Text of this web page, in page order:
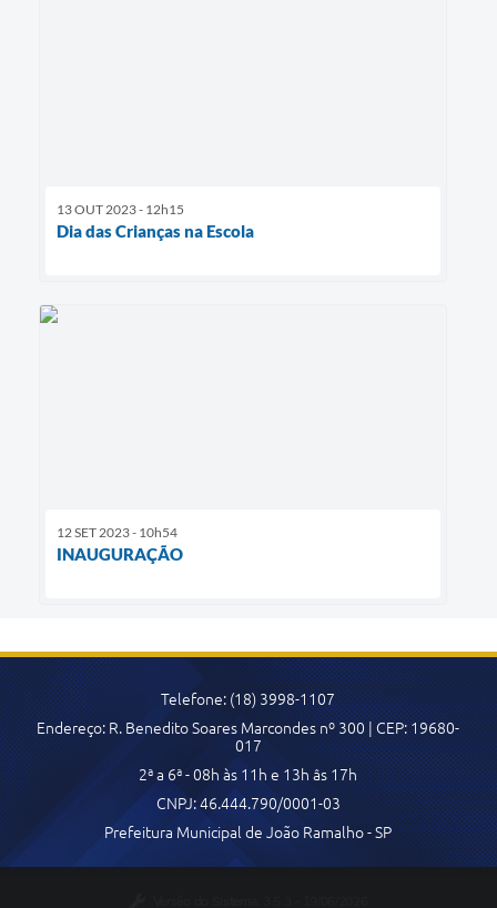
13 OUT 2023 - 12h15
Dia das Crianças na Escola
12 SET 2023 - 10h54
INAUGURAÇÃO
Telefone: (18) 3998-1107
Endereço: R. Benedito Soares Marcondes nº 300 | CEP: 19680-
017
2ª a 6ª - 08h às 11h e 13h âs 17h
CNPJ: 46.444.790/0001-03
Prefeitura Municipal de João Ramalho - SP